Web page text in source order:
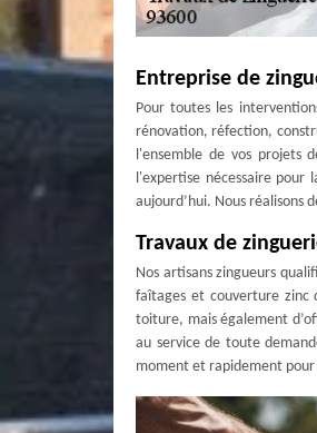
Entreprise de
Pour toutes les
rénovation, réfection,
l'ensemble de vos projets
l'expertise nécessaire pour
aujourd’hui. Nous réalisons
Travaux de
Nos artisans zingueurs
faîtages et couverture zinc
toiture, mais également
au service de toute
moment et rapidement